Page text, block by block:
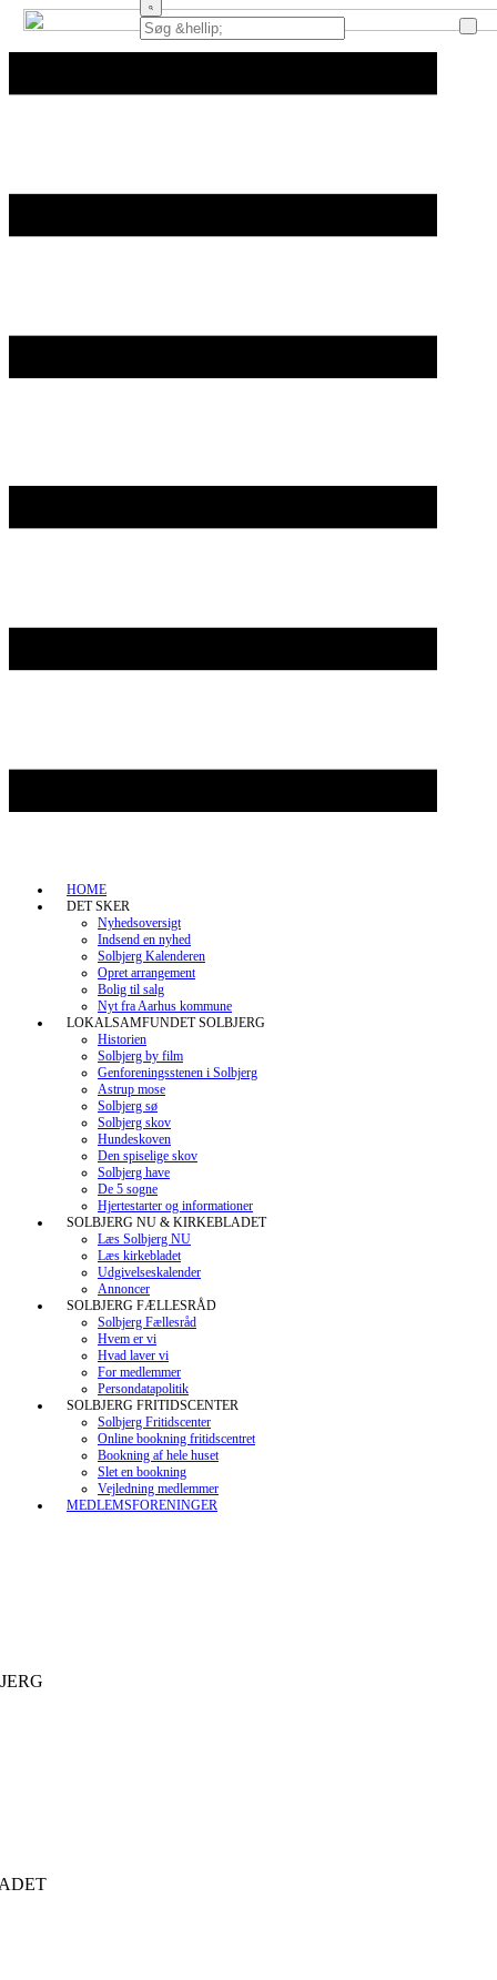
HOME
DET SKER
Nyhedsoversigt
Indsend en nyhed
Solbjerg Kalenderen
Opret arrangement
Bolig til salg
Nyt fra Aarhus kommune
LOKALSAMFUNDET SOLBJERG
Historien
Solbjerg by film
Genforeningsstenen i Solbjerg
Astrup mose
Solbjerg sø
Solbjerg skov
Hundeskoven
Den spiselige skov
Solbjerg have
De 5 sogne
Hjertestarter og informationer
SOLBJERG NU & KIRKEBLADET
Læs Solbjerg NU
Læs kirkebladet
Udgivelseskalender
Annoncer
SOLBJERG FÆLLESRÅD
Solbjerg Fællesråd
Hvem er vi
Hvad laver vi
For medlemmer
Persondatapolitik
SOLBJERG FRITIDSCENTER
Solbjerg Fritidscenter
Online bookning fritidscentret
Bookning af hele huset
Slet en bookning
Vejledning medlemmer
MEDLEMSFORENINGER